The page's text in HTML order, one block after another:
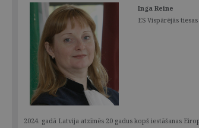
Inga Reine
ES Vispārējās
2024. gadā Latvija atzīmēs 20 gadus kopš iestāšanas